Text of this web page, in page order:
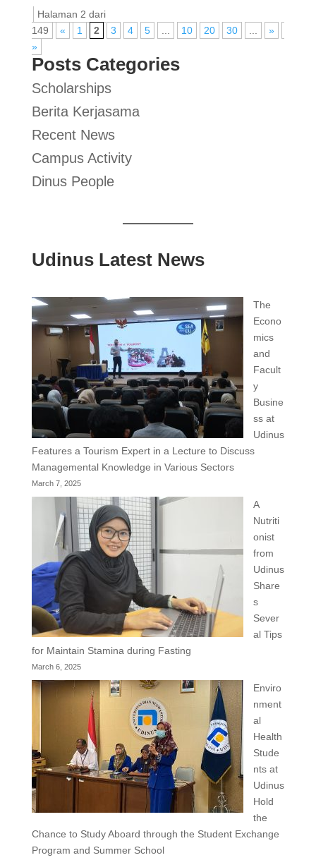
Halaman 2 dari
149
« 1 2 3 4 5 10 20 30 »
»
Posts Categories
Scholarships
Berita Kerjasama
Recent News
Campus Activity
Dinus People
Udinus Latest News
The
Econo
mics
and
Facult
y
Busine
ss at
Udinus
Features a Tourism Expert in a Lecture to Discuss
Managemental Knowledge in Various Sectors
March 7, 2025
A
Nutriti
onist
from
Udinus
Share
s
Sever
al Tips
for Maintain Stamina during Fasting
March 6, 2025
Enviro
nment
al
Health
Stude
nts at
Udinus
Hold
the
Chance to Study Aboard through the Student Exchange
Program and Summer School